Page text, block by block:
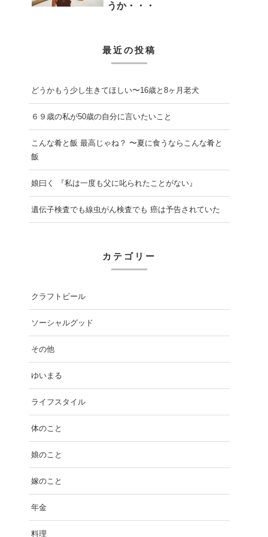
うか・・・
最近の投稿
どうかもう少し生きてほしい〜16歳と8ヶ月老犬
６９歳の私が50歳の自分に言いたいこと
こんな肴と飯 最高じゃね？ 〜夏に食うならこんな肴と
飯
娘曰く 『私は一度も父に叱られたことがない』
遺伝子検査でも線虫がん検査でも 癌は予告されていた
カテゴリー
クラフトビール
ソーシャルグッド
その他
ゆいまる
ライフスタイル
体のこと
娘のこと
嫁のこと
年金
料理